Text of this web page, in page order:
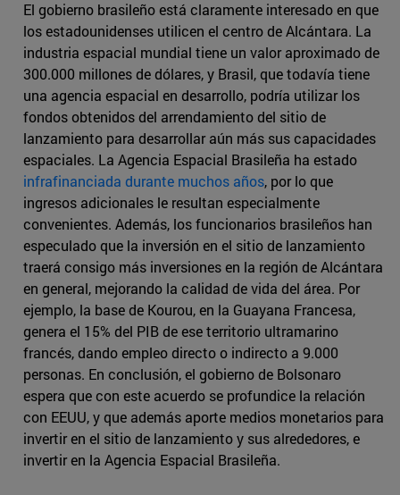
El gobierno brasileño está claramente interesado en que
los estadounidenses utilicen el centro de Alcántara. La
industria espacial mundial tiene un valor aproximado de
300.000 millones de dólares, y Brasil, que todavía tiene
una agencia espacial en desarrollo, podría utilizar los
fondos obtenidos del arrendamiento del sitio de
lanzamiento para desarrollar aún más sus capacidades
espaciales. La Agencia Espacial Brasileña ha estado
infrafinanciada durante muchos años, por lo que
ingresos adicionales le resultan especialmente
convenientes. Además, los funcionarios brasileños han
especulado que la inversión en el sitio de lanzamiento
traerá consigo más inversiones en la región de Alcántara
en general, mejorando la calidad de vida del área. Por
ejemplo, la base de Kourou, en la Guayana Francesa,
genera el 15% del PIB de ese territorio ultramarino
francés, dando empleo directo o indirecto a 9.000
personas. En conclusión, el gobierno de Bolsonaro
espera que con este acuerdo se profundice la relación
con EEUU, y que además aporte medios monetarios para
invertir en el sitio de lanzamiento y sus alrededores, e
invertir en la Agencia Espacial Brasileña.